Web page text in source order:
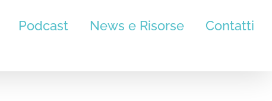
Podcast News e Risorse Contatti